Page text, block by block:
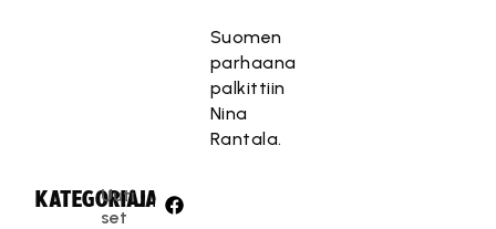
Suomen
parhaana
palkittiin
Nina
Rantala.
KATEGORIA:
Uuti
set
JAA: